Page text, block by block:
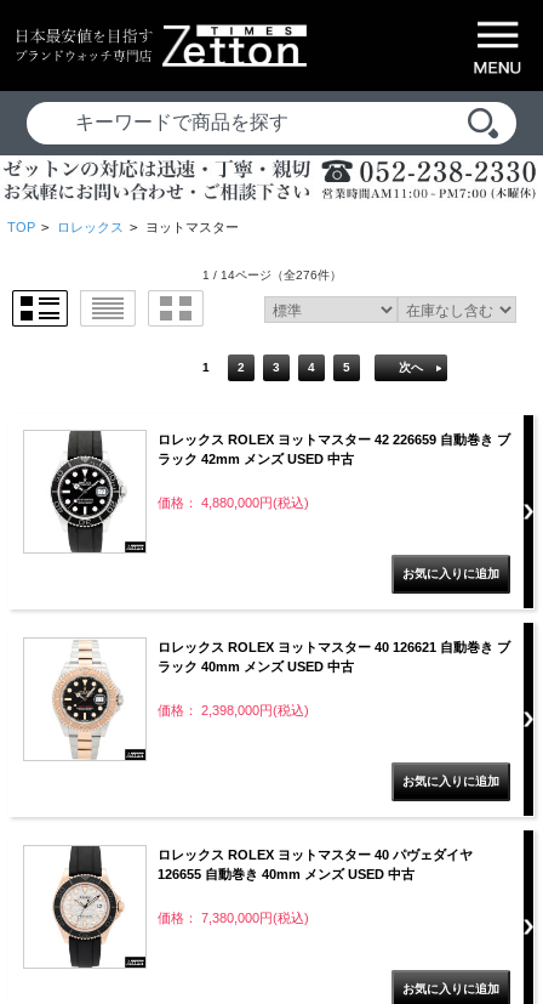
TOP > ロレックス > ヨットマスター
1 / 14ページ （全276件）
1 2 3 4 5 次へ
ロレックス ROLEX ヨットマスター 42 226659 自動巻き ブ
ラック 42mm メンズ USED 中古
価格： 4,880,000円(税込)
ロレックス ROLEX ヨットマスター 40 126621 自動巻き ブ
ラック 40mm メンズ USED 中古
価格： 2,398,000円(税込)
ロレックス ROLEX ヨットマスター 40 パヴェダイヤ
126655 自動巻き 40mm メンズ USED 中古
価格： 7,380,000円(税込)